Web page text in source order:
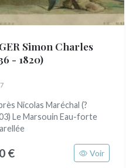
Simon Charles
- 1820)
Nicolas Maréchal (?
Le Marsouin Eau-forte
€ Voir